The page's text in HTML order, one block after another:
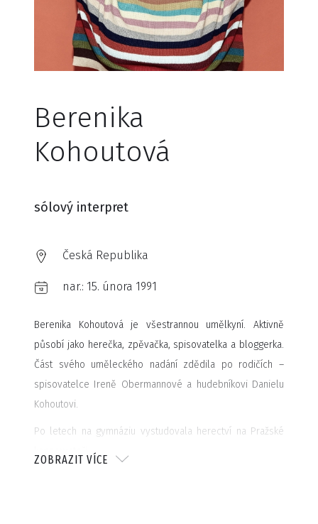
Berenika
Kohoutová
sólový interpret
Česká Republika
nar.: 15. února 1991
Berenika Kohoutová je všestrannou umělkyní. Aktivně
působí jako herečka, zpěvačka, spisovatelka a bloggerka.
Část svého uměleckého nadání zdědila po rodičích –
spisovatelce Ireně Obermannové a hudebníkovi Danielu
Kohoutovi.
Po letech na gymnáziu vystudovala herectví na Pražské
ZOBRAZIT VÍCE